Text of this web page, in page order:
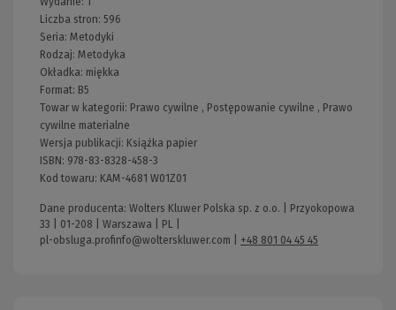
Liczba stron: 596
Seria: Metodyki
Rodzaj: Metodyka
Okładka: miękka
Format: B5
Towar w kategorii: Prawo cywilne , Postępowanie cywilne , Prawo
cywilne materialne
Wersja publikacji: Książka papier
ISBN: 978-83-8328-458-3
Kod towaru: KAM-4681 W01Z01
Dane producenta: Wolters Kluwer Polska sp. z o.o. | Przyokopowa
33 | 01-208 | Warszawa | PL |
pl-obsluga.profinfo@wolterskluwer.com
+48 801 04 45 45